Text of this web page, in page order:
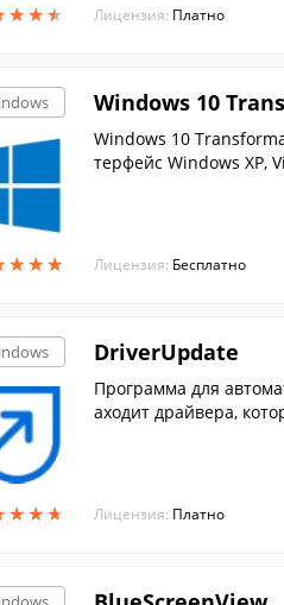
★★★
★★★ Лицензия: Платно
★★★
★★★
Windows 10
Windows 10
Лицензия: Бесплатно
★★★
★★★
DriverUpdate
Программа для
аходит драйвера,
Лицензия: Платно